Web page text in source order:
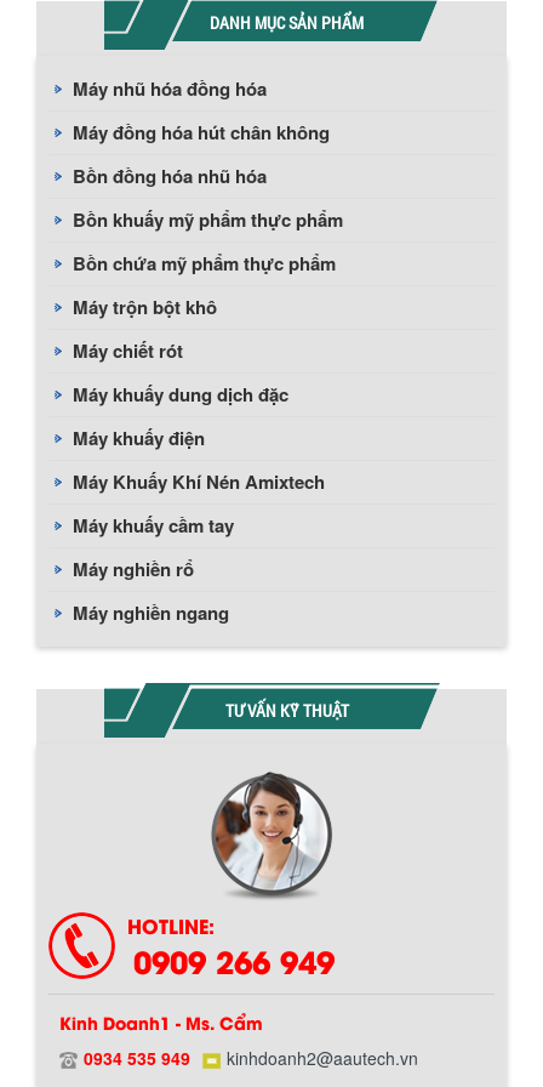
DANH MỤC SẢN PHẨM
Máy nhũ hóa đồng hóa
Máy đồng hóa hút chân không
Bồn đồng hóa nhũ hóa
Bồn khuấy mỹ phẩm thực phẩm
Bồn chứa mỹ phẩm thực phẩm
Máy trộn bột khô
Máy chiết rót
Máy khuấy dung dịch đặc
Máy khuấy điện
Máy Khuấy Khí Nén Amixtech
Máy khuấy cầm tay
Máy nghiền rổ
Máy nghiền ngang
TƯ VẤN KỸ THUẬT
HOTLINE:
0909 266 949
Kinh Doanh1 - Ms. Cẩm
0934 535 949 kinhdoanh2@aautech.vn
Bồn chứa giải nhiệt sơn, mực in có cấu
tạo gồm 2 lớp inox và được dùng để